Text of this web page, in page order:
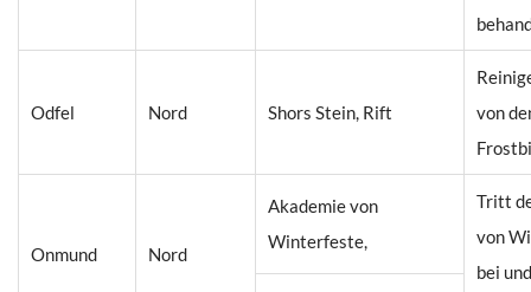
Odfel Nord Shors Stein, Rift
von
Onmund Nord
Akademie von
Winterfeste,
Tritt
von
bei